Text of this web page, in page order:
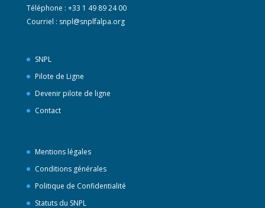
Téléphone : +33 1 49 89 24 00
Courriel : snpl@snplfalpa.org
SNPL
Pilote de Ligne
Devenir pilote de ligne
Contact
Mentions légales
Conditions générales
Politique de Confidentialité
Statuts du SNPL